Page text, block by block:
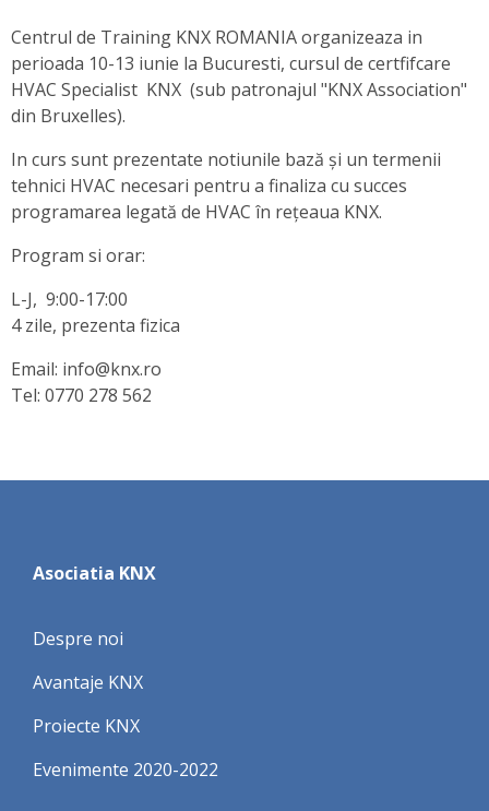
Centrul de Training KNX ROMANIA organizeaza in
perioada 10-13 iunie la Bucuresti, cursul de certfifcare
HVAC Specialist KNX (sub patronajul "KNX Association"
din Bruxelles).
In curs sunt prezentate notiunile bază și un termenii
tehnici HVAC necesari pentru a finaliza cu succes
programarea legată de HVAC în rețeaua KNX.
Program si orar:
L-J, 9:00-17:00
4 zile, prezenta fizica
Email: info@knx.ro
Tel: 0770 278 562
Asociatia KNX
Despre noi
Avantaje KNX
Proiecte KNX
Evenimente 2020-2022